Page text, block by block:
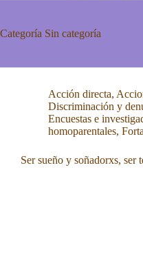
Categoría Sin categoría
Acción directa,
Discriminación y
Encuestas e
homoparentales,
Ser sueño y soñadorxs, ser